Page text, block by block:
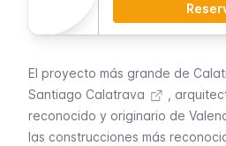
El proyecto más grande de
Santiago Calatrava
,
reconocido y originario de
las construcciones más